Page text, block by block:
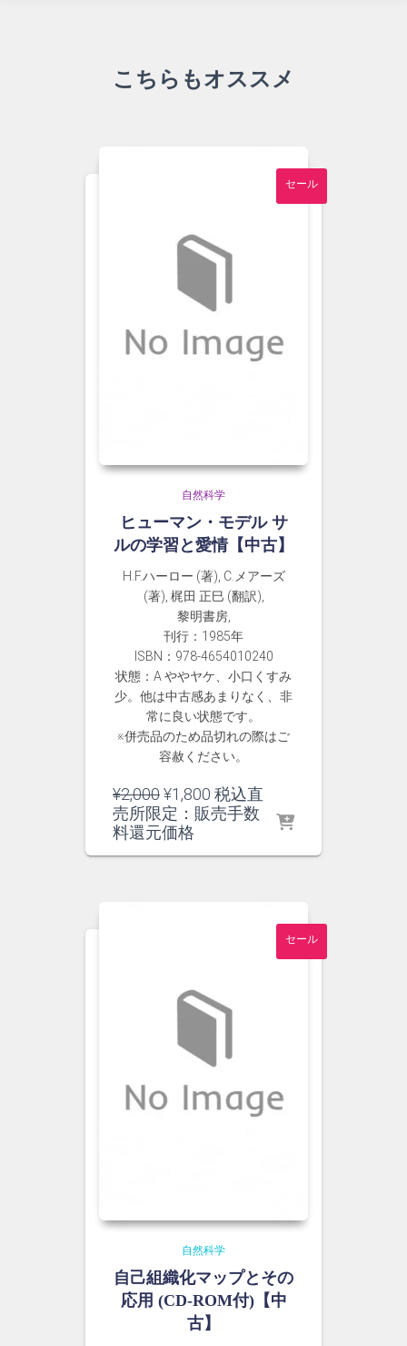
こちらもオススメ
セール
自然科学
ヒューマン・モデル サ
ルの学習と愛情【中古】
H.F.ハーロー (著), C.メアーズ
(著), 梶田 正巳 (翻訳),
黎明書房,
刊行：1985年
ISBN：978-4654010240
状態：A ややヤケ、小口くすみ
少。他は中古感あまりなく、非
常に良い状態です。
※併売品のため品切れの際はご
容赦ください。
¥2,000元
の
価
¥1,800 現
在
税込直
売所限定：販売手数
料還元価格
セール
自然科学
自己組織化マップとその
応用 (CD-ROM付)【中
古】